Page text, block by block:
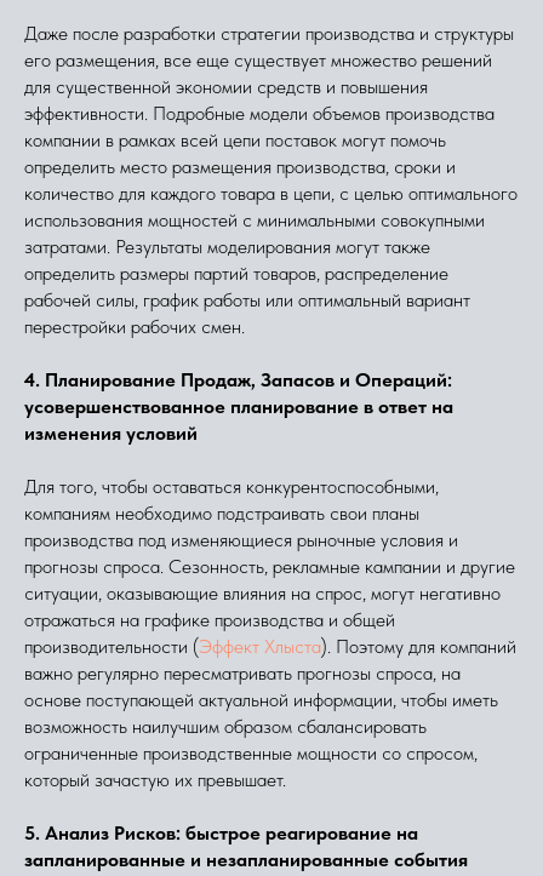
Даже после разработки стратегии производства и структуры
его размещения, все еще существует множество решений
для существенной экономии средств и повышения
эффективности. Подробные модели объемов производства
компании в рамках всей цепи поставок могут помочь
определить место размещения производства, сроки и
количество для каждого товара в цепи, с целью оптимального
использования мощностей с минимальными совокупными
затратами. Результаты моделирования могут также
определить размеры партий товаров, распределение
рабочей силы, график работы или оптимальный вариант
перестройки рабочих смен.
4. Планирование Продаж, Запасов и Операций:
усовершенствованное планирование в ответ на
изменения условий
Для того, чтобы оставаться конкурентоспособными,
компаниям необходимо подстраивать свои планы
производства под изменяющиеся рыночные условия и
прогнозы спроса. Сезонность, рекламные кампании и другие
ситуации, оказывающие влияния на спрос, могут негативно
отражаться на графике производства и общей
производительности (Эффект Хлыста). Поэтому для компаний
важно регулярно пересматривать прогнозы спроса, на
основе поступающей актуальной информации, чтобы иметь
возможность наилучшим образом сбалансировать
ограниченные производственные мощности со спросом,
который зачастую их превышает.
5. Анализ Рисков: быстрое реагирование на
запланированные и незапланированные события